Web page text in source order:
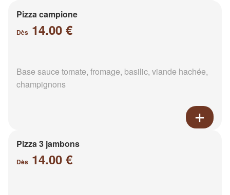
Pizza campione
Dès 14.00 €
Base sauce tomate, fromage, basilic, viande hachée,
champignons
Pizza 3 jambons
Dès 14.00 €